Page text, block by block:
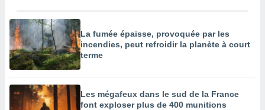
La fumée épaisse, provoquée par les
incendies, peut refroidir la planète à court
terme
Les mégafeux dans le sud de la France
font exploser plus de 400 munitions